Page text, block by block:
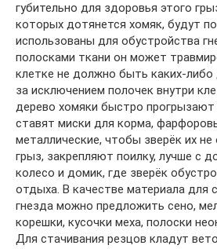
губительно для здоровья этого
которых дотянется хомяк, будут
использованы для обустройства
полосками ткани он может
клетке не должно быть каких-либо
за исключением полочек внутри
дерево хомяки быстро прогрызают
ставят миски для корма,
металлические, чтобы зверёк их
грыз, закрепляют поилку, лучше с
колесо и домик, где зверёк
отдыха. В качестве материала для
гнезда можно предложить сено,
корешки, кусочки меха, полоски
Для стачивания резцов кладут